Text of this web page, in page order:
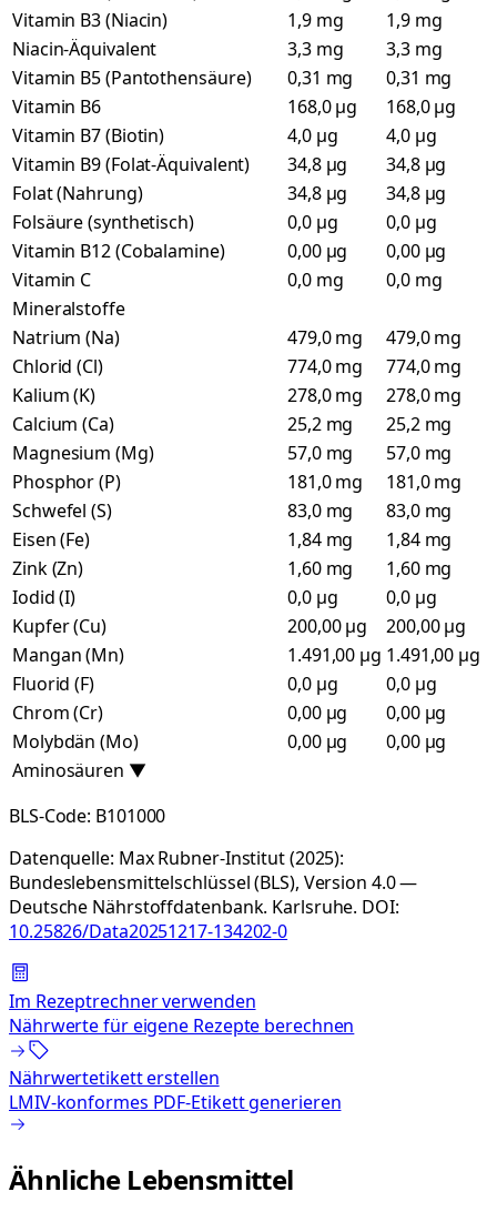
Vitamin B3 (Niacin)
1,9 mg
1,9 mg
Niacin-Äquivalent
3,3 mg
3,3 mg
Vitamin B5 (Pantothensäure)
0,31 mg
0,31 mg
Vitamin B6
168,0 µg
168,0 µg
Vitamin B7 (Biotin)
4,0 µg
4,0 µg
Vitamin B9 (Folat-Äquivalent)
34,8 µg
34,8 µg
Folat (Nahrung)
34,8 µg
34,8 µg
Folsäure (synthetisch)
0,0 µg
0,0 µg
Vitamin B12 (Cobalamine)
0,00 µg
0,00 µg
Vitamin C
0,0 mg
0,0 mg
Mineralstoffe
Natrium (Na)
479,0 mg
479,0 mg
Chlorid (Cl)
774,0 mg
774,0 mg
Kalium (K)
278,0 mg
278,0 mg
Calcium (Ca)
25,2 mg
25,2 mg
Magnesium (Mg)
57,0 mg
57,0 mg
Phosphor (P)
181,0 mg
181,0 mg
Schwefel (S)
83,0 mg
83,0 mg
Eisen (Fe)
1,84 mg
1,84 mg
Zink (Zn)
1,60 mg
1,60 mg
Iodid (I)
0,0 µg
0,0 µg
Kupfer (Cu)
200,00 µg
200,00 µg
Mangan (Mn)
1.491,00 µg 1.491,00 µg
Fluorid (F)
0,0 µg
0,0 µg
Chrom (Cr)
0,00 µg
0,00 µg
Molybdän (Mo)
0,00 µg
0,00 µg
Aminosäuren ▼
BLS-Code: B101000
Datenquelle: Max Rubner-Institut (2025):
Bundeslebensmittelschlüssel (BLS), Version 4.0 —
Deutsche Nährstoffdatenbank. Karlsruhe. DOI:
10.25826/Data20251217-134202-0
Im Rezeptrechner verwenden
Nährwerte für eigene Rezepte berechnen
Nährwertetikett erstellen
LMIV-konformes PDF-Etikett generieren
Ähnliche Lebensmittel